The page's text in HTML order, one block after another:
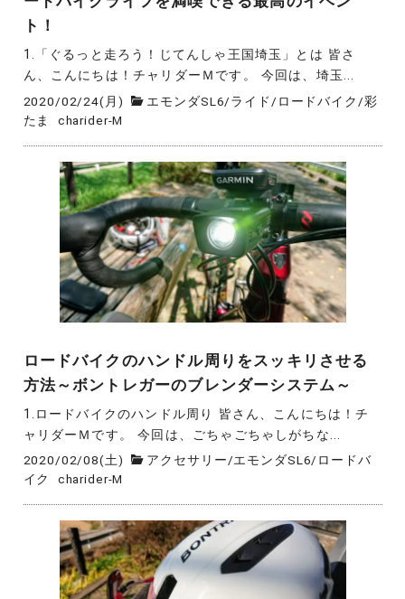
ト！
1.「ぐるっと走ろう！じてんしゃ王国埼玉」とは 皆さ
ん、こんにちは！チャリダーＭです。 今回は、埼玉...
2020/02/24(月) エモンダSL6/ライド / ロードバイク /彩
たま
charider-M
ロードバイクのハンドル周りをスッキリさせる
方法～ボントレガーのブレンダーシステム～
1.ロードバイクのハンドル周り 皆さん、こんにちは！チ
ャリダーＭです。 今回は、ごちゃごちゃしがちな...
2020/02/08(土) アクセサリー/エモンダSL6/ ロードバ
イク
charider-M